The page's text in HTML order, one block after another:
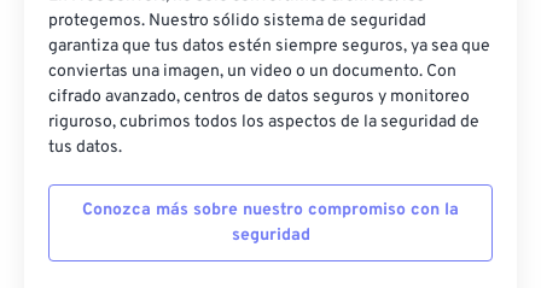
protegemos. Nuestro sólido sistema de seguridad
garantiza que tus datos estén siempre seguros, ya sea que
conviertas una imagen, un video o un documento. Con
cifrado avanzado, centros de datos seguros y monitoreo
riguroso, cubrimos todos los aspectos de la seguridad de
tus datos.
Conozca más sobre nuestro compromiso con la
seguridad